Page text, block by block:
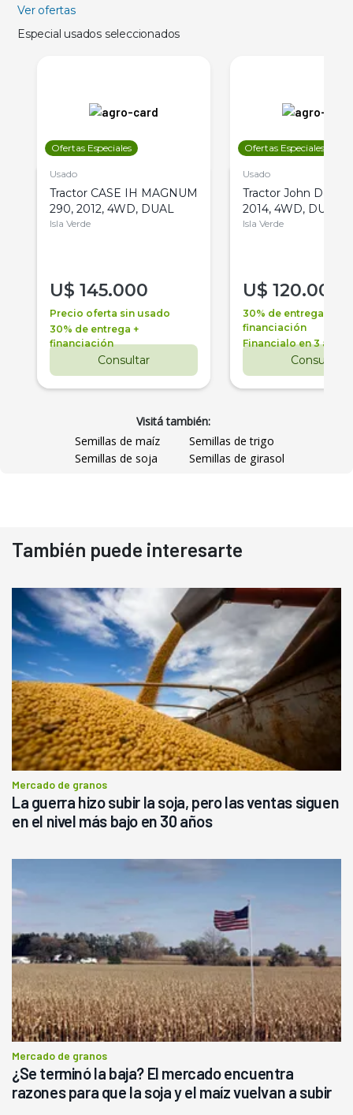
Ver ofertas
Especial usados seleccionados
Ofertas Especiales
Usado
Tractor CASE IH MAGNUM
290, 2012, 4WD, DUAL
Isla Verde
U$ 145.000
Precio oferta sin usado
30% de entrega +
financiación
Consultar
Ofertas Especiales
Usado
Tractor John Deere
2014, 4WD, DUAL
Isla Verde
U$ 120.000
30% de entrega +
financiación
Financialo en 3 años
Consultar
Visitá también:
Semillas de maíz
Semillas de trigo
Semillas de soja
Semillas de girasol
También puede interesarte
Mercado de granos
La guerra hizo subir la soja, pero las ventas siguen
en el nivel más bajo en 30 años
Mercado de granos
¿Se terminó la baja? El mercado encuentra
razones para que la soja y el maíz vuelvan a subir